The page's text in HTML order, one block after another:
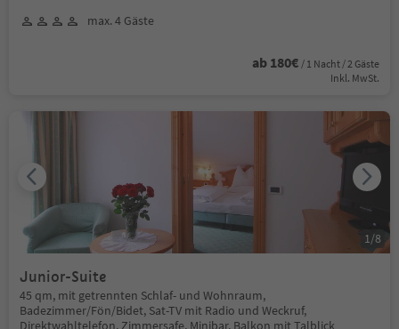
max. 4 Gäste
ab 180€ / 1 Nacht / 2 Gäste
Inkl. MwSt.
Junior-Suite
45 qm, mit getrennten Schlaf- und Wohnraum,
Badezimmer/Fön/Bidet, Sat-TV mit Radio und Weckruf,
Direktwahltelefon, Zimmersafe, Minibar, Balkon mit Talblick
1/8